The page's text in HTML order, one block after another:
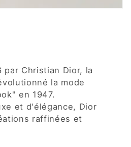
par Christian Dior, la
la mode
en 1947.
et d'élégance, Dior
raffinées et